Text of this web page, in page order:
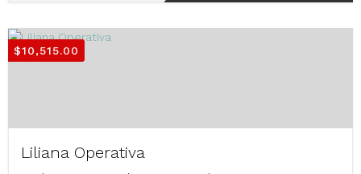
$10,515.00
Liliana Operativa